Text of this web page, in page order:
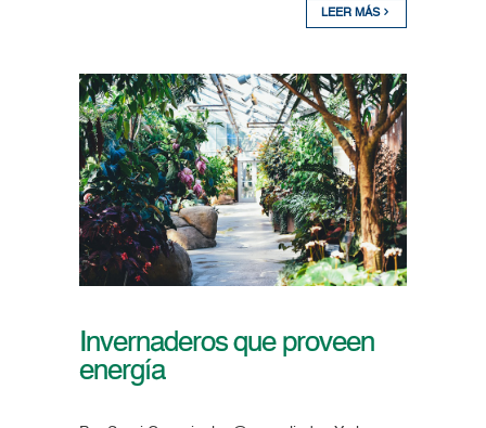
LEER MÁS
Invernaderos que proveen
energía